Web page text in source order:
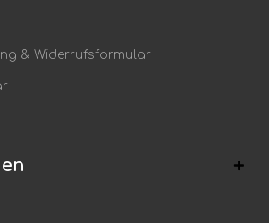
& Widerrufsformular